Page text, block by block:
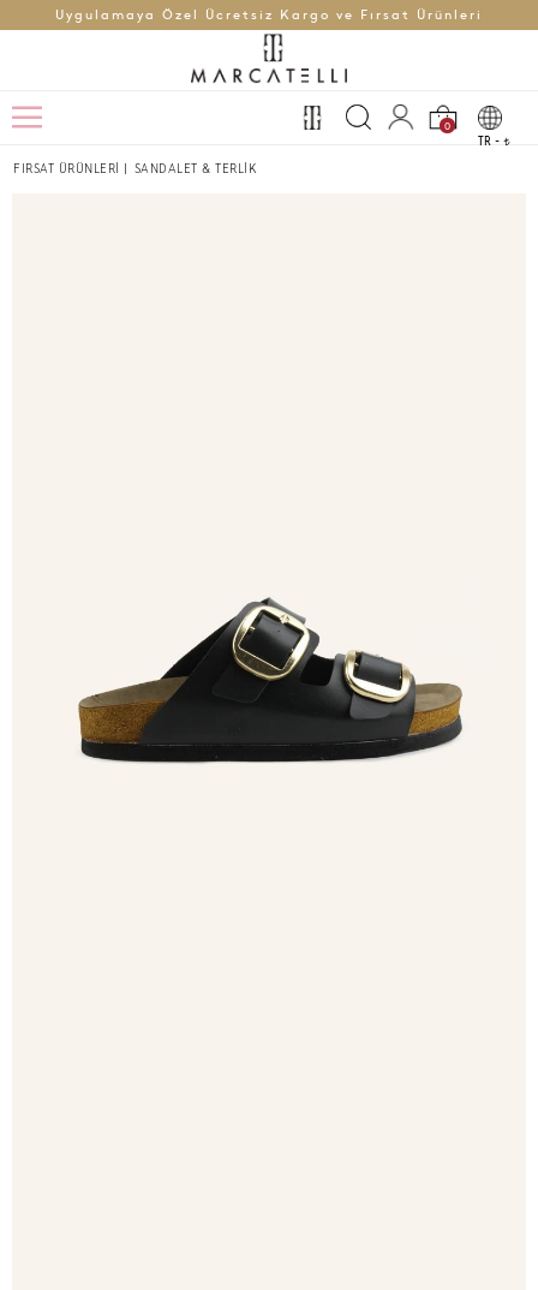
Uygulamaya Özel Ücretsiz Kargo ve Fırsat Ürünleri
0
TR - t
FIRSAT ÜRÜNLERİ | SANDALET & TERLİK